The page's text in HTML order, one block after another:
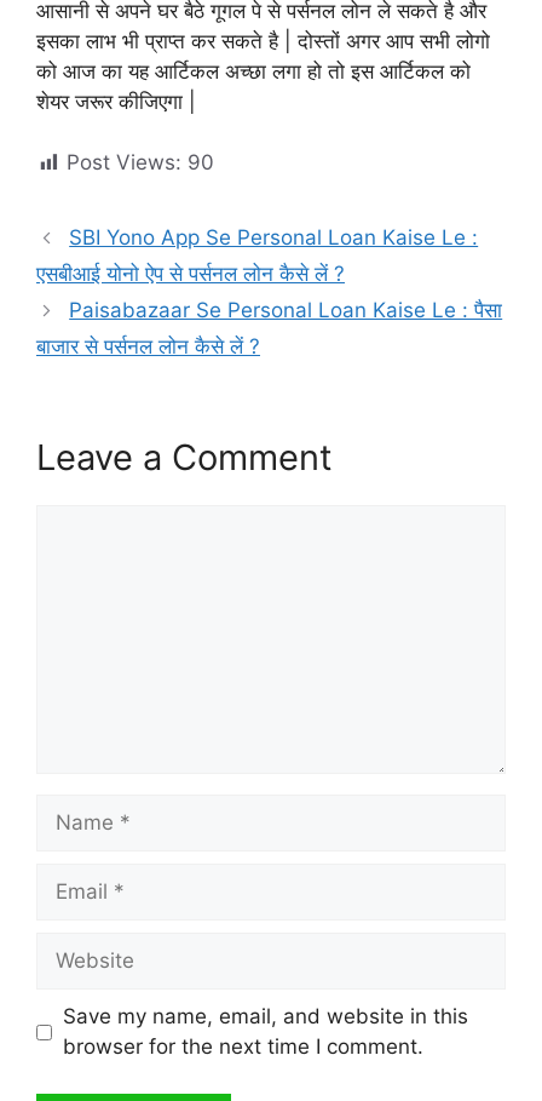
आसानी से अपने घर बैठे गूगल पे से पर्सनल लोन ले सकते है और
इसका लाभ भी प्राप्त कर सकते है | दोस्तों अगर आप सभी लोगो
को आज का यह आर्टिकल अच्छा लगा हो तो इस आर्टिकल को
शेयर जरूर कीजिएगा |
Post Views: 90
SBI Yono App Se Personal Loan Kaise Le :
एसबीआई योनो ऐप से पर्सनल लोन कैसे लें ?
Paisabazaar Se Personal Loan Kaise Le : पैसा
बाजार से पर्सनल लोन कैसे लें ?
Leave a Comment
Name
Email
Website
Save my name, email, and website in this
browser for the next time I comment.